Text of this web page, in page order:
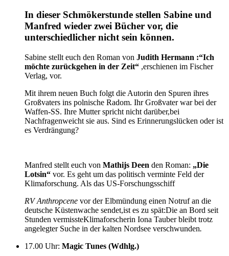
In dieser Schmökerstunde stellen Sabine und
Manfred wieder zwei Bücher vor, die
unterschiedlicher nicht sein können.
Sabine stellt euch den Roman von Judith Hermann :“Ich
möchte zurückgehen in der Zeit“ ,erschienen im Fischer
Verlag, vor.
Mit ihrem neuen Buch folgt die Autorin den Spuren ihres
Großvaters ins polnische Radom. Ihr Großvater war bei der
Waffen-SS. Ihre Mutter spricht nicht darüber,bei
Nachfragenweicht sie aus. Sind es Erinnerungslücken oder ist
es Verdrängung?
Manfred stellt euch von Mathijs Deen den Roman: „Die
Lotsin“ vor. Es geht um das politisch verminte Feld der
Klimaforschung. Als das US-Forschungsschiff
RV Anthropcene vor der Elbmündung einen Notruf an die
deutsche Küstenwache sendet,ist es zu spät:Die an Bord seit
Stunden vermissteKlimaforscherin Iona Tauber bleibt trotz
angelegter Suche in der kalten Nordsee verschwunden.
17.00 Uhr: Magic Tunes (Wdhlg.)